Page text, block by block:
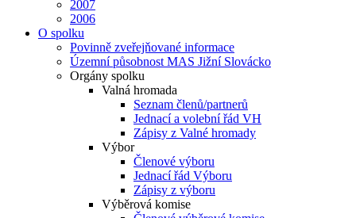
2007
2006
O spolku
Povinně zveřejňované informace
Územní působnost MAS Jižní Slovácko
Orgány spolku
Valná hromada
Seznam členů/partnerů
Jednací a volební řád VH
Zápisy z Valné hromady
Výbor
Členové výboru
Jednací řád Výboru
Zápisy z výboru
Výběrová komise